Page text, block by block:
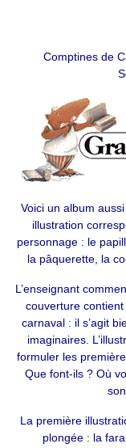
Comptines de
Voici un album
illustration
personnage : le
la pâquerette, la
L’enseignant
couverture
carnaval : il s’agit
imaginaires.
formuler les
Que font-ils ? Où
La première
plongée : la